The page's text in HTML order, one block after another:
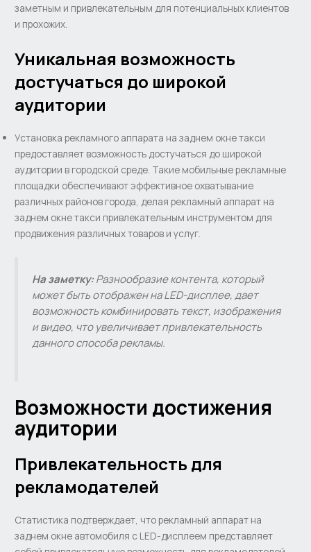
заметным и привлекательным для потенциальных клиентов
и прохожих.
Уникальная возможность
достучаться до широкой
аудитории
Установка рекламного аппарата на заднем окне такси
предоставляет возможность достучаться до широкой
аудитории в городской среде. Такие мобильные рекламные
площадки обеспечивают эффективное охватывание
различных районов города, делая рекламный аппарат на
заднем окне такси привлекательным инструментом для
продвижения различных товаров и услуг.
На заметку:Разнообразие контента, который
может быть отображен на LED-дисплее, дает
возможность комбинировать текст, изображения
и видео, что увеличивает привлекательность
данного способа рекламы.
Возможности достижения
аудитории
Привлекательность для
рекламодателей
Статистика подтверждает, что рекламный аппарат на
заднем окне автомобиля с LED-дисплеем представляет